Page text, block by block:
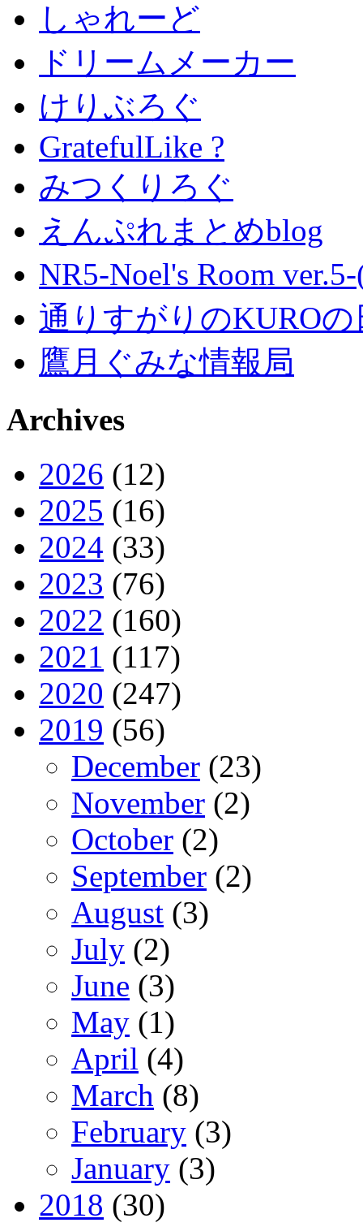
しゃれーど
ドリームメーカー
けりぶろぐ
GratefulLike ?
みつくりろぐ
えんぷれまとめblog
NR5-Noel's Room
通りすがりのKURO
鷹月ぐみな情報局
Archives
2026 (12)
2025 (16)
2024 (33)
2023 (76)
2022 (160)
2021 (117)
2020 (247)
2019 (56)
December (23)
November (2)
October (2)
September (2)
August (3)
July (2)
June (3)
May (1)
April (4)
March (8)
February (3)
January (3)
2018 (30)